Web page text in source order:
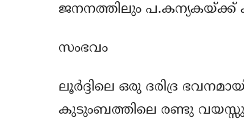
ജനനത്തിലും പ.കന്യകയ്ക്ക്
സംഭവം
ലൂര്‍ദ്ദിലെ ഒരു ദരിദ്ര
കുടുംബത്തിലെ രണ്ടു